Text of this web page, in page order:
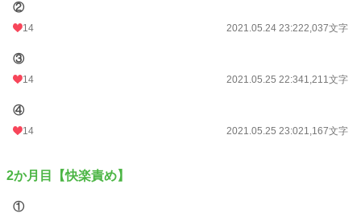
②
14 2021.05.24 23:222,037文字
③
14 2021.05.25 22:341,211文字
④
14 2021.05.25 23:021,167文字
2か月目【快楽責め】
①